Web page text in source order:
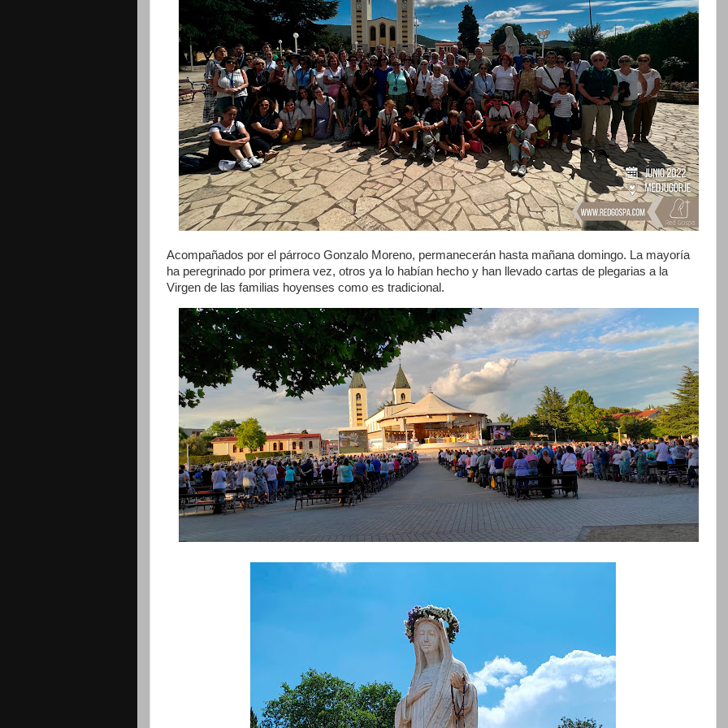
Acompañados por el párroco Gonzalo Moreno, permanecerán hasta mañana domingo. La mayoría
ha peregrinado por primera vez, otros ya lo habían hecho y han llevado cartas de plegarias a la
Virgen de las familias hoyenses como es tradicional.